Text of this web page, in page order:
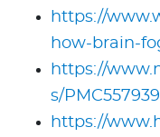
https://
how-brain-
https://
s/
https://